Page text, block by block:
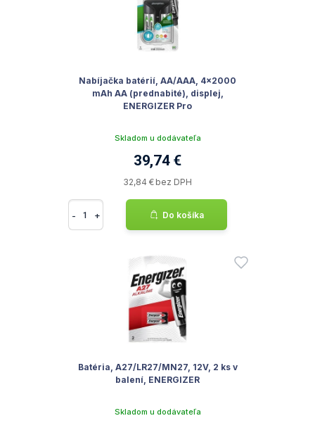
Nabíjačka batérií, AA/AAA, 4x2000
mAh AA (prednabité), displej,
ENERGIZER Pro
Skladom u dodávateľa
39,74 €
32,84 € bez DPH
- + Do košíka
Batéria, A27/LR27/MN27, 12V, 2 ks v
balení, ENERGIZER
Skladom u dodávateľa